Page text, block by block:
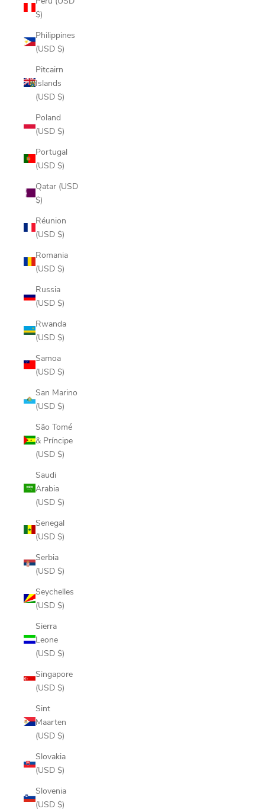
$)
Philippines
(USD $)
Pitcairn
Islands
(USD $)
Poland
(USD $)
Portugal
(USD $)
Qatar (USD
$)
Réunion
(USD $)
Romania
(USD $)
Russia
(USD $)
Rwanda
(USD $)
Samoa
(USD $)
San Marino
(USD $)
São Tomé
& Príncipe
(USD $)
Saudi
Arabia
(USD $)
Senegal
(USD $)
Serbia
(USD $)
Seychelles
(USD $)
Sierra
Leone
(USD $)
Singapore
(USD $)
Sint
Maarten
(USD $)
Slovakia
(USD $)
Slovenia
(USD $)